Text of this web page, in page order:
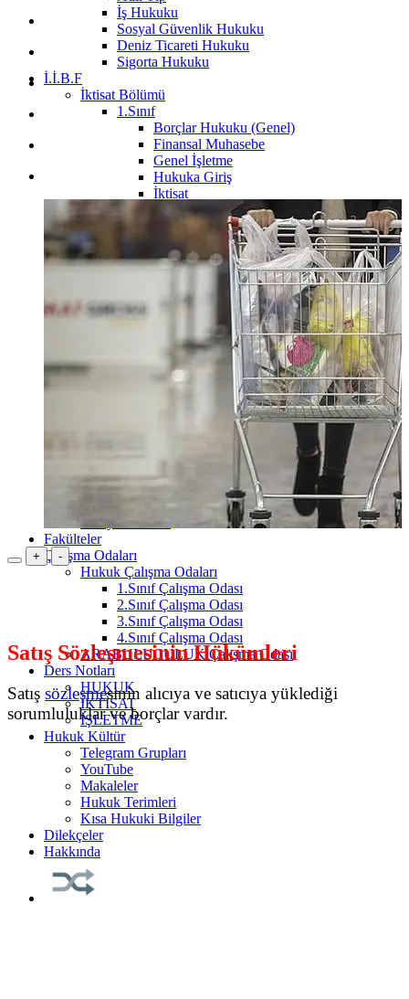
İş Hukuku
Sosyal Güvenlik Hukuku
Deniz Ticareti Hukuku
Sigorta Hukuku
İ.İ.B.F
İktisat Bölümü
1.Sınıf
Borçlar Hukuku (Genel)
Finansal Muhasebe
Genel İşletme
Hukuka Giriş
İktisat
İktisat Sosyolojisi
Sosyolojiye Giriş
Temel Bilgi Teknolojileri
Yönetim ve Organizasyon
İstatistik
3.Sınıf
4.Sınıf
İşletme İlkeleri
Davranış Bilimleri
Makro İktisat
3.Sınıf
4.Sınıf
Kamu Yönetimi Bölümü
Maliye Bölümü
Fakülteler
Çalışma Odaları
Hukuk Çalışma Odaları
1.Sınıf Çalışma Odası
2.Sınıf Çalışma Odası
3.Sınıf Çalışma Odası
4.Sınıf Çalışma Odası
ARABULUCULUK Çalışma Odası
Ders Notları
HUKUK
İKTİSAT
İŞLETME
Hukuk Kültür
Telegram Grupları
YouTube
Makaleler
Hukuk Terimleri
Kısa Hukuki Bilgiler
Dilekçeler
Hakkında
+ -
Satış Sözleşmesinin Hükümleri
Satış sözleşmesinin alıcıya ve satıcıya yüklediği
sorumluluklar ve borçlar vardır.